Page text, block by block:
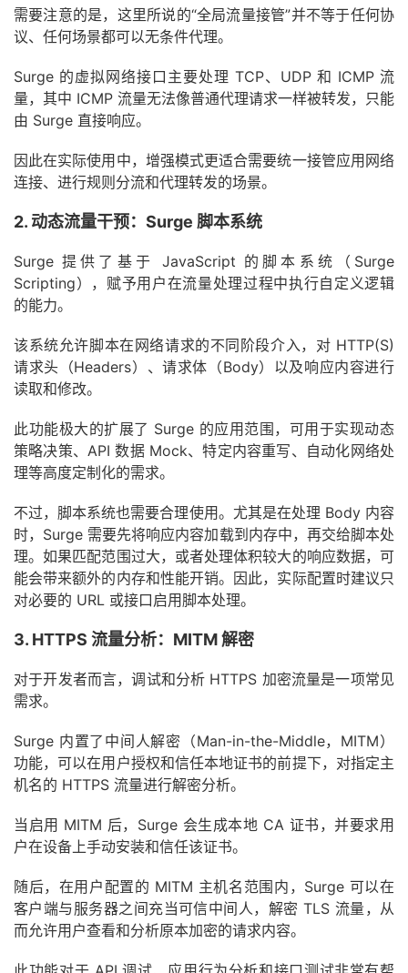
需要注意的是，这里所说的“全局流量接管”并不等于任何协
议、任何场景都可以无条件代理。
Surge 的虚拟网络接口主要处理 TCP、UDP 和 ICMP 流
量，其中 ICMP 流量无法像普通代理请求一样被转发，只能
由 Surge 直接响应。
因此在实际使用中，增强模式更适合需要统一接管应用网络
连接、进行规则分流和代理转发的场景。
2. 动态流量干预：Surge 脚本系统
Surge 提供了基于 JavaScript 的脚本系统（Surge
Scripting），赋予用户在流量处理过程中执行自定义逻辑
的能力。
该系统允许脚本在网络请求的不同阶段介入，对 HTTP(S)
请求头（Headers）、请求体（Body）以及响应内容进行
读取和修改。
此功能极大的扩展了 Surge 的应用范围，可用于实现动态
策略决策、API 数据 Mock、特定内容重写、自动化网络处
理等高度定制化的需求。
不过，脚本系统也需要合理使用。尤其是在处理 Body 内容
时，Surge 需要先将响应内容加载到内存中，再交给脚本处
理。如果匹配范围过大，或者处理体积较大的响应数据，可
能会带来额外的内存和性能开销。因此，实际配置时建议只
对必要的 URL 或接口启用脚本处理。
3. HTTPS 流量分析：MITM 解密
对于开发者而言，调试和分析 HTTPS 加密流量是一项常见
需求。
Surge 内置了中间人解密（Man-in-the-Middle，MITM）
功能，可以在用户授权和信任本地证书的前提下，对指定主
机名的 HTTPS 流量进行解密分析。
当启用 MITM 后，Surge 会生成本地 CA 证书，并要求用
户在设备上手动安装和信任该证书。
随后，在用户配置的 MITM 主机名范围内，Surge 可以在
客户端与服务器之间充当可信中间人，解密 TLS 流量，从
而允许用户查看和分析原本加密的请求内容。